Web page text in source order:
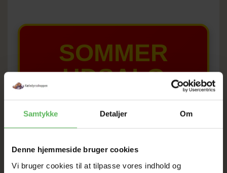
Samtykke Detaljer Om
Denne hjemmeside bruger cookies
Vi bruger cookies til at tilpasse vores indhold og
SOMMER
UDSALG
TIL D. 8 AUGUST
SAT NED